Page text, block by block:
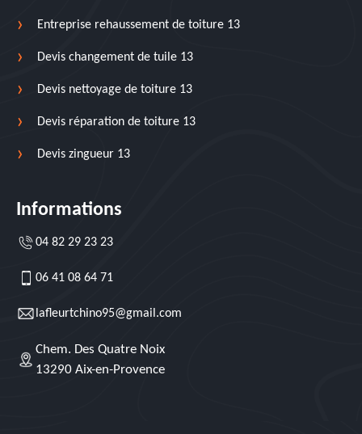
Entreprise rehaussement de toiture 13
Devis changement de tuile 13
Devis nettoyage de toiture 13
Devis réparation de toiture 13
Devis zingueur 13
Informations
04 82 29 23 23
06 41 08 64 71
lafleurtchino95@gmail.com
Chem. Des Quatre Noix
13290 Aix-en-Provence